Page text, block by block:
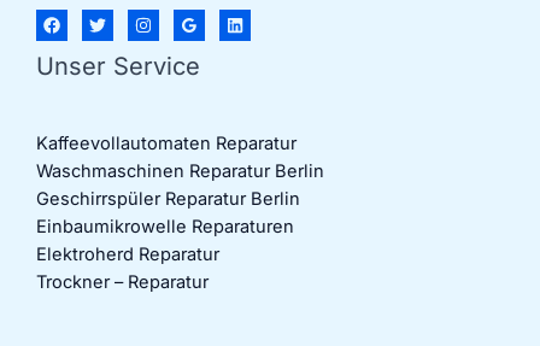
Unser Service
Kaffeevollautomaten Reparatur
Waschmaschinen Reparatur Berlin
Geschirrspüler Reparatur Berlin
Einbaumikrowelle Reparaturen
Elektroherd Reparatur
Trockner – Reparatur